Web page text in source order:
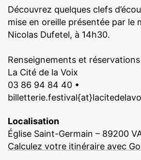
Découvrez quelques clefs
mise en oreille présentée par le
Nicolas Dufetel, à 14h30.
Renseignements et réservations
La Cité de la Voix
03 86 94 84 40 •
Localisation
Église Saint-Germain – 89200
Calculez votre itinéraire avec